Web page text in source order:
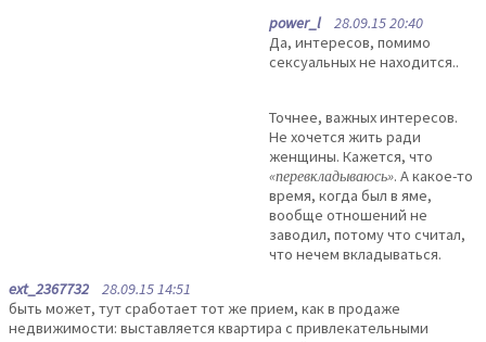
power_l 28.09.15 20:40
Да, интересов, помимо
сексуальных не находится..
Точнее, важных интересов.
Не хочется жить ради
женщины. Кажется, что
«перевкладываюсь». А какое-то
время, когда был в яме,
вообще отношений не
заводил, потому что считал,
что нечем вкладываться.
ext_2367732 28.09.15 14:51
быть может, тут сработает тот же прием, как в продаже
недвижимости: выставляется квартира с привлекательными